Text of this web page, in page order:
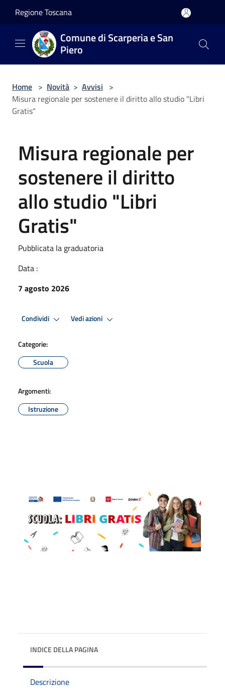
Regione Toscana
Comune di Scarperia e San
Piero
Home > Novità > Avvisi >
Misura regionale per sostenere il diritto allo studio "Libri
Gratis"
Misura regionale per
sostenere il diritto
allo studio "Libri
Gratis"
Pubblicata la graduatoria
Data :
7 agosto 2026
Condividi Vedi azioni
Categorie:
Scuola
Argomenti:
Istruzione
INDICE DELLA PAGINA
Descrizione